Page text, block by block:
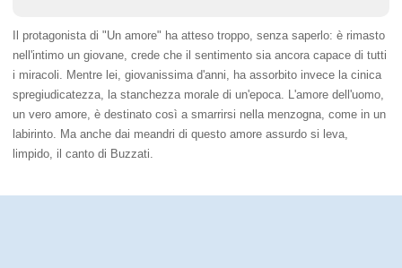
Il protagonista di "Un amore" ha atteso troppo, senza saperlo: è rimasto
nell'intimo un giovane, crede che il sentimento sia ancora capace di tutti
i miracoli. Mentre lei, giovanissima d'anni, ha assorbito invece la cinica
spregiudicatezza, la stanchezza morale di un'epoca. L'amore dell'uomo,
un vero amore, è destinato così a smarrirsi nella menzogna, come in un
labirinto. Ma anche dai meandri di questo amore assurdo si leva,
limpido, il canto di Buzzati.